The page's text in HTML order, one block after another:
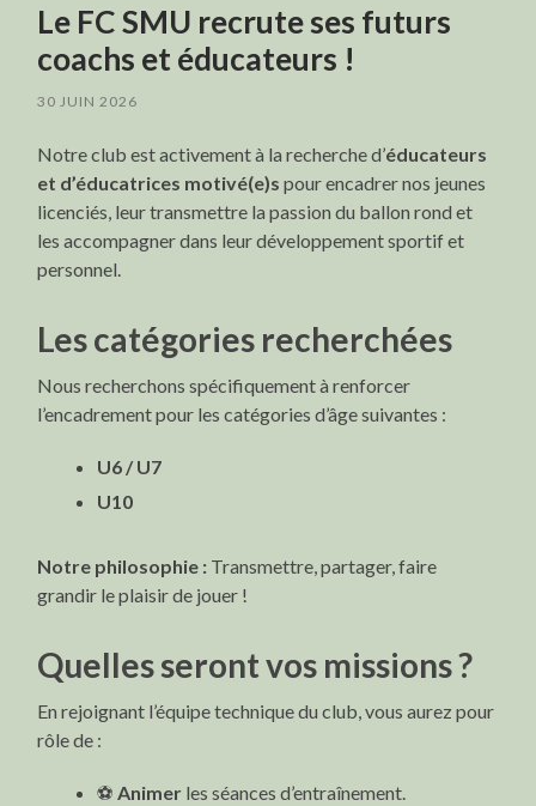
Le FC SMU recrute ses futurs
coachs et éducateurs !
30 JUIN 2026
Notre club est activement à la recherche d’éducateurs
et d’éducatrices motivé(e)s pour encadrer nos jeunes
licenciés, leur transmettre la passion du ballon rond et
les accompagner dans leur développement sportif et
personnel.
Les catégories recherchées
Nous recherchons spécifiquement à renforcer
l’encadrement pour les catégories d’âge suivantes :
U6 / U7
U10
Notre philosophie : Transmettre, partager, faire
grandir le plaisir de jouer !
Quelles seront vos missions ?
En rejoignant l’équipe technique du club, vous aurez pour
rôle de :
⚽ Animer les séances d’entraînement.